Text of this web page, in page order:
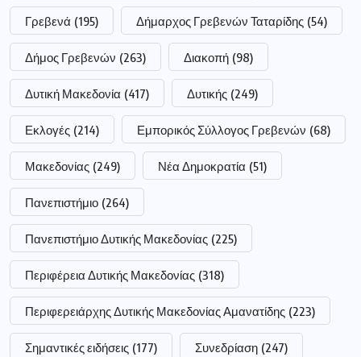
Γρεβενά (195) Δήμαρχος Γρεβενών Ταταρίδης (54)
Δήμος Γρεβενών (263) Διακοπή (98)
Δυτική Μακεδονία (417) Δυτικής (249)
Εκλογές (214) Εμπορικός Σύλλογος Γρεβενών (68)
Μακεδονίας (249) Νέα Δημοκρατία (51)
Πανεπιστήμιο (264)
Πανεπιστήμιο Δυτικής Μακεδονίας (225)
Περιφέρεια Δυτικής Μακεδονίας (318)
Περιφερειάρχης Δυτικής Μακεδονίας Αμανατίδης (223)
Σημαντικές ειδήσεις (177) Συνεδρίαση (247)